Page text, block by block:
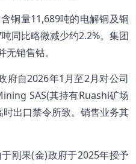
铜量11,689吨的电解铜及铜
同比略微减少约2.2%。集团
销售钴。
府自2026年1月至2月对公司
SAS(其持有Ruashi矿场
出口禁令所致。销售业务其
刚果(金)政府于2025年授予